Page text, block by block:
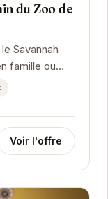
du Zoo de
Savannah
famille ou
après...
Voir l'offre